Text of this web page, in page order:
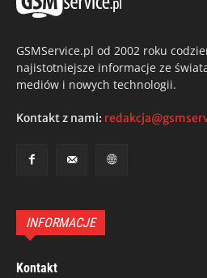
GSMService.pl od 2002 roku
najistotniejsze informacje ze
mediów i nowych technologii.
Kontakt z nami:
INFORMACJE
Kontakt